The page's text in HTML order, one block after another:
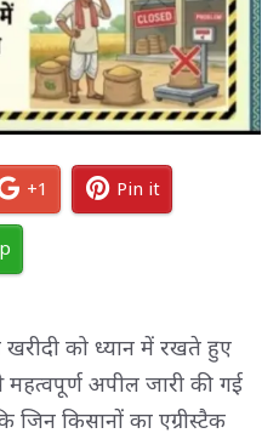
+1 Pin it
खरीदी को ध्यान में रखते हुए
महत्वपूर्ण अपील जारी की गई
जिन किसानों का एग्रीस्टैक